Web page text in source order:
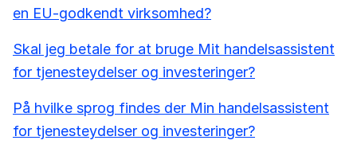
en EU-godkendt virksomhed?
Skal jeg betale for at bruge Mit handelsassistent
for tjenesteydelser og investeringer?
På hvilke sprog findes der Min handelsassistent
for tjenesteydelser og investeringer?